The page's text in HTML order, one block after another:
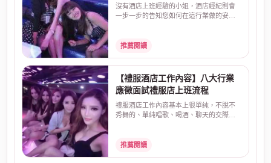
沒有酒店上班經驗的小姐，酒店經紀則會
一步一步的告知您如何在這行業做的安
推薦閱讀
【禮服酒店工作內容】八大行業
應徵面試禮服店上班流程
禮服酒店工作內容基本上很單純，不脫不
秀舞的、單純唱歌、喝酒、聊天的交際應
推薦閱讀